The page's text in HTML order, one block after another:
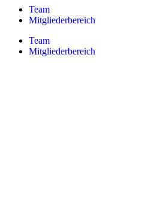
Team
Mitgliederbereich
Team
Mitgliederbereich